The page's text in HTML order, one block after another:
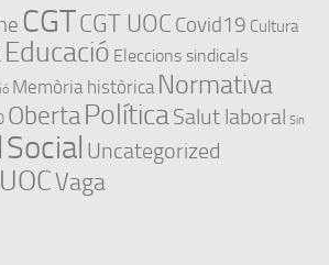
CGTCGT UOC Covid19 Cultura
Educació Eleccions sindicals
Memòria històrica Normativa
ObertaPolíticaSalut laboral Sin
Social Uncategorized
UOCVaga